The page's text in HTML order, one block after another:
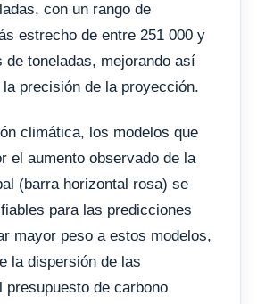
con un rango de
estrecho de entre 251 000 y
de toneladas, mejorando así
precisión de la proyección.
climática, los modelos que
el aumento observado de la
(barra horizontal rosa) se
para las predicciones
mayor peso a estos modelos,
la dispersión de las
presupuesto de carbono